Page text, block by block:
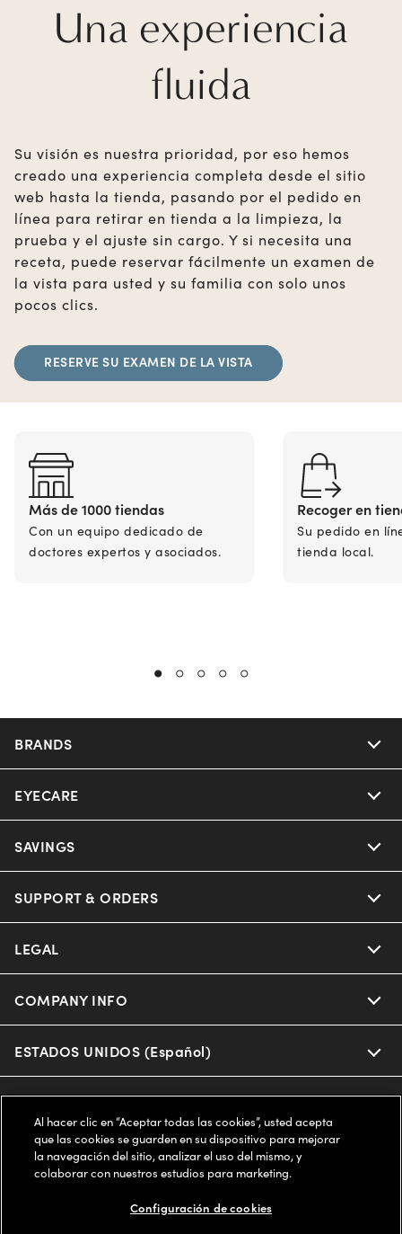
Una experiencia
fluida
Su visión es nuestra prioridad, por eso hemos
creado una experiencia completa desde el sitio
web hasta la tienda, pasando por el pedido en
línea para retirar en tienda a la limpieza, la
prueba y el ajuste sin cargo. Y si necesita una
receta, puede reservar fácilmente un examen de
la vista para usted y su familia con solo unos
pocos clics.
RESERVE SU EXAMEN DE LA VISTA
Más de 1000 tiendas
Con un equipo dedicado de
doctores expertos y asociados.
Recoger en
Su pedido en
tienda local.
BRANDS
Nuance Audio
Ray-Ban
Miu Miu
Prada
Michael Kors
Coach
EYECARE
Our Eyeglasses
Our Sunglasses
Eyewear Trends
Our Lenses
Schedule an Eye Exam
SAVINGS
Offers & Discount
Insurance
AARP Members
SUPPORT & ORDERS
Help Center
Online Order Status
Frame Advisor
Style Guide
LEGAL
Privacy Policy
Terms of Use
Notice of Financial Incentive
Independent Doctor's Notice
COMPANY INFO
About us
Accessibility
Our Flagship Stores
ESTADOS UNIDOS (Español)
Buy now, pay later with Klarna*, Affirm or Cash App Afterpay.
Learn More
Al hacer clic en “Aceptar todas las cookies”, usted acepta
que las cookies se guarden en su dispositivo para mejorar
la navegación del sitio, analizar el uso del mismo, y
colaborar con nuestros estudios para marketing.
Configuración de cookies